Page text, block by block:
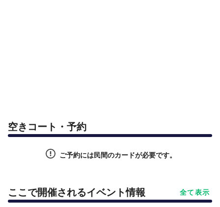
空きコート・予約
ご予約には民間のカードが必要です。
ここで開催されるイベント情報 全て表示